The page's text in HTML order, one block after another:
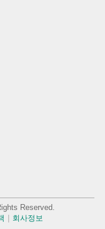
Reserved.
회사정보